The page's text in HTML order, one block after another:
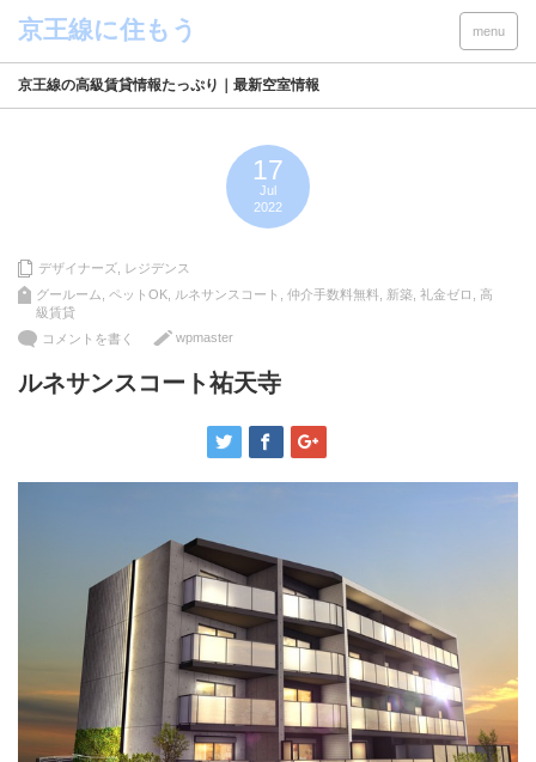
menu
京王線の高級賃貸情報たっぷり｜最新空室情報
17
Jul
2022
デザイナーズ レジデンス
グールーム
ペットOK ルネサンスコート 仲介手数料無料 新築 礼金ゼロ
高
級賃貸
コメントを書く
wpmaster
ルネサンスコート祐天寺